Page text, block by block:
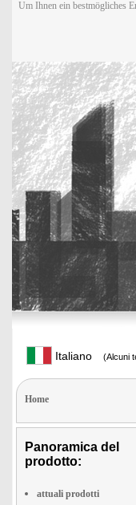
Um Ihnen ein bestmögliches
Italiano (Alcuni
Home
Panoramica del
prodotto:
attuali prodotti